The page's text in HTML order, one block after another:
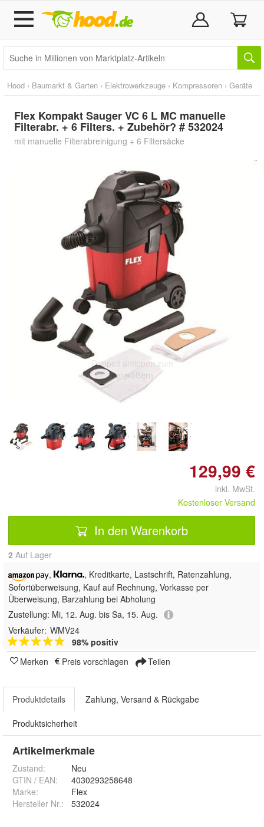
Hood › Baumarkt & Garten › Elektrowerkzeuge › Kompressoren › Geräte
Flex Kompakt Sauger VC 6 L MC manuelle
Filterabr. + 6 Filters. + Zubehör? # 532024
mit manuelle Filterabreinigung + 6 Filtersäcke
Doppelt antippen zum
vergrößern
129,99 €
inkl. MwSt.
Kostenloser Versand
In den Warenkorb
2 Auf Lager
,
, Kreditkarte, Lastschrift, Ratenzahlung,
Sofortüberweisung, Kauf auf Rechnung, Vorkasse per
Überweisung, Barzahlung bei Abholung
Zustellung: Mi, 12. Aug. bis Sa, 15. Aug.
Verkäufer: WMV24
98% positiv
Merken
Preis vorschlagen Teilen
Produktdetails Zahlung, Versand & Rückgabe
Produktsicherheit
Artikelmerkmale
Zustand:
Neu
GTIN / EAN:
4030293258648
Marke:
Flex
Hersteller Nr.:
532024